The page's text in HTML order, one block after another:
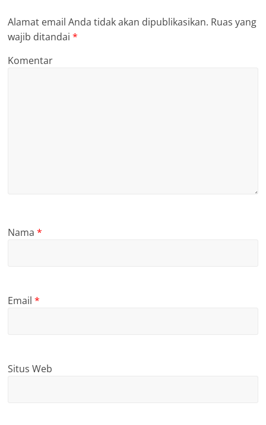
Alamat email Anda tidak akan dipublikasikan. Ruas yang
wajib ditandai*
Komentar
Nama*
Email*
Situs Web